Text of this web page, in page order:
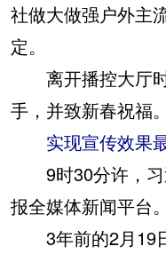
社做大做强户外主
定。
离开播控大厅时
手，并致新春祝福。
实现宣传效果
9时30分许，习
报全媒体新闻平台。
3年前的2月19